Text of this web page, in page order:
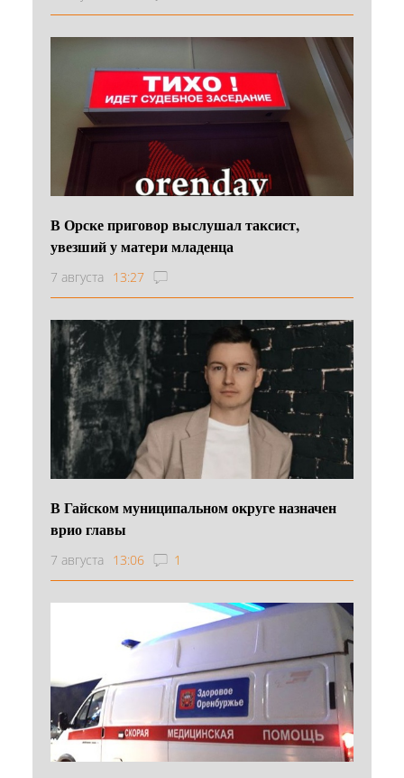
В Орске приговор выслушал таксист,
увезший у матери младенца
7 августа 13:27
В Гайском муниципальном округе назначен
врио главы
7 августа 13:06 1